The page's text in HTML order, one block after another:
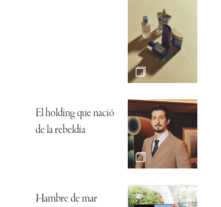
El holding que nació
de la rebeldía
Hambre de mar